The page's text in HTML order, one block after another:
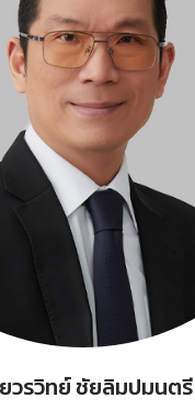
วรวิทย์ ชัยลิมปมนตรี